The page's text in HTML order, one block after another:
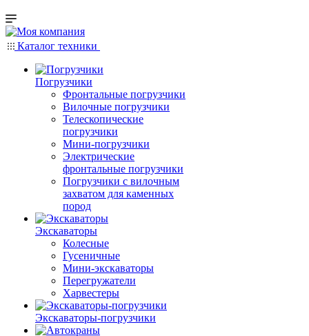
Каталог техники
Погрузчики
Фронтальные погрузчики
Вилочные погрузчики
Телескопические
погрузчики
Мини-погрузчики
Электрические
фронтальные погрузчики
Погрузчики с вилочным
захватом для каменных
пород
Экскаваторы
Колесные
Гусеничные
Мини-экскаваторы
Перегружатели
Харвестеры
Экскаваторы-погрузчики